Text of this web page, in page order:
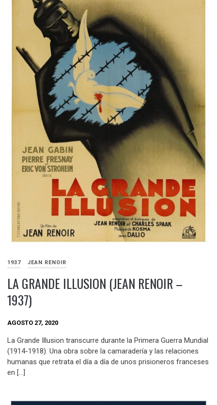
1937 JEAN RENOIR
LA GRANDE ILLUSION (JEAN RENOIR –
1937)
AGOSTO 27, 2020
La Grande Illusion transcurre durante la Primera Guerra Mundial
(1914-1918). Una obra sobre la camaradería y las relaciones
humanas que retrata el día a día de unos prisioneros franceses
en […]